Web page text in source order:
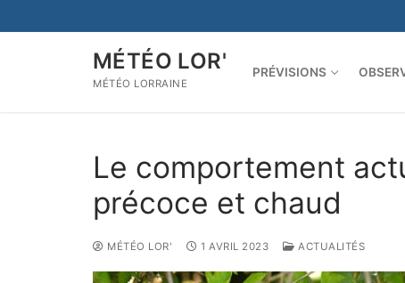
au
MÉTÉO LOR'
MÉTÉO LORRAINE
PRÉVISIONS
Le comportement
précoce et chaud
MÉTÉO LOR' 1 AVRIL 2023 ACTUALITÉS